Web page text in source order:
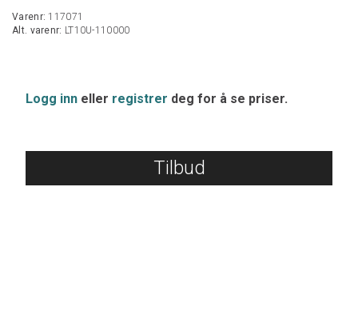
Varenr:117071
Alt. varenr: LT10U-110000
Logg inn eller registrer deg for å se priser.
Tilbud